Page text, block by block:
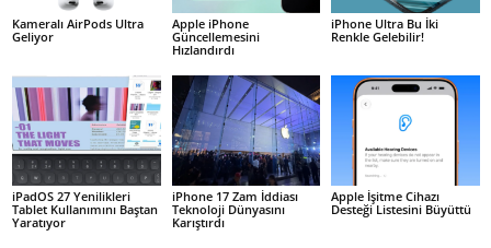
Kameralı AirPods Ultra
Geliyor
Apple iPhone
Güncellemesini
Hızlandırdı
iPhone Ultra Bu İki
Renkle Gelebilir!
iPadOS 27 Yenilikleri
Tablet Kullanımını Baştan
Yaratıyor
iPhone 17 Zam İddiası
Teknoloji Dünyasını
Karıştırdı
Apple İşitme Cihazı
Desteği Listesini Büyüttü